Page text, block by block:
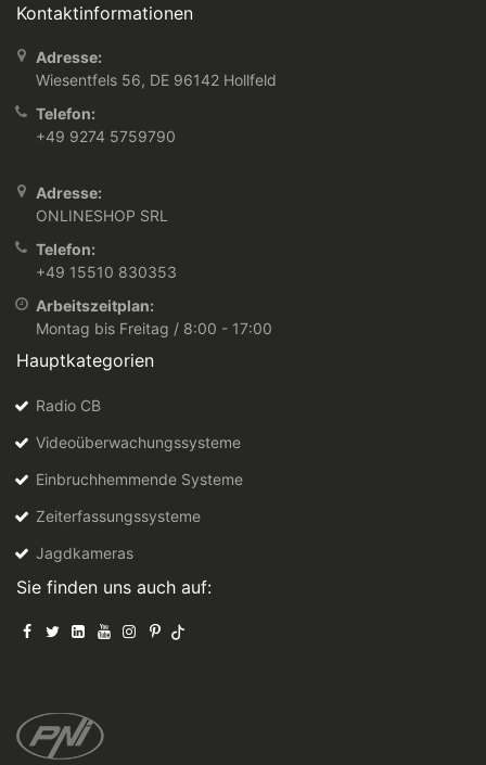
Kontaktinformationen
Adresse:
Wiesentfels 56, DE 96142 Hollfeld
Telefon:
+49 9274 5759790
Adresse:
ONLINESHOP SRL
Telefon:
+49 15510 830353
Arbeitszeitplan:
Montag bis Freitag / 8:00 - 17:00
Hauptkategorien
Radio CB
Videoüberwachungssysteme
Einbruchhemmende Systeme
Zeiterfassungssysteme
Jagdkameras
Sie finden uns auch auf: